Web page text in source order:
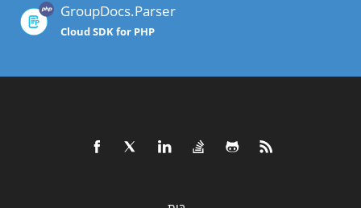
GroupDocs.Parser
Cloud SDK for PHP